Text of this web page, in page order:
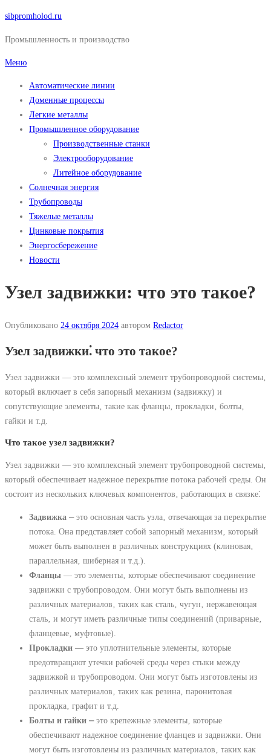
Перейти
содержимому
sibpromholod.ru
Промышленность и производство
Меню
Автоматические линии
Доменные процессы
Легкие металлы
Промышленное оборудование
Производственные станки
Электрооборудование
Литейное оборудование
Солнечная энергия
Трубопроводы
Тяжелые металлы
Цинковые покрытия
Энергосбережение
Новости
Узел задвижки: что это такое?
Опубликовано 24 октября 2024 автором Redactor
Узел задвижки⁚ что это такое?
Узел задвижки — это комплексный элемент трубопроводной системы‚
который включает в себя запорный механизм (задвижку) и
сопутствующие элементы‚ такие как фланцы‚ прокладки‚ болты‚
гайки и т.д.
Что такое узел задвижки?
Узел задвижки — это комплексный элемент трубопроводной системы‚
который обеспечивает надежное перекрытие потока рабочей среды. Он
состоит из нескольких ключевых компонентов‚ работающих в связке⁚
Задвижка ⎼ это основная часть узла‚ отвечающая за перекрытие
потока. Она представляет собой запорный механизм‚ который
может быть выполнен в различных конструкциях (клиновая‚
параллельная‚ шиберная и т.д.).
Фланцы — это элементы‚ которые обеспечивают соединение
задвижки с трубопроводом. Они могут быть выполнены из
различных материалов‚ таких как сталь‚ чугун‚ нержавеющая
сталь‚ и могут иметь различные типы соединений (приварные‚
фланцевые‚ муфтовые).
Прокладки — это уплотнительные элементы‚ которые
предотвращают утечки рабочей среды через стыки между
задвижкой и трубопроводом. Они могут быть изготовлены из
различных материалов‚ таких как резина‚ паронитовая
прокладка‚ графит и т.д.
Болты и гайки ⎼ это крепежные элементы‚ которые
обеспечивают надежное соединение фланцев и задвижки. Они
могут быть изготовлены из различных материалов‚ таких как